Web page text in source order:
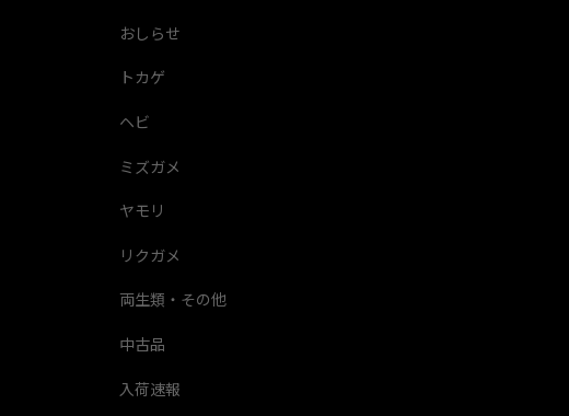
おしらせ
トカゲ
ヘビ
ミズガメ
ヤモリ
リクガメ
両生類・その他
中古品
入荷速報